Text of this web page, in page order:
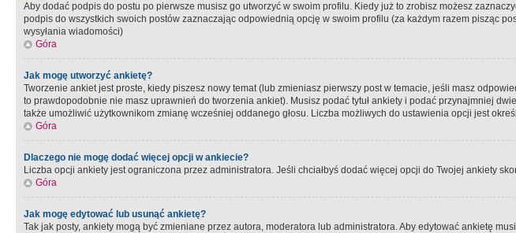
Aby dodać podpis do postu po pierwsze musisz go utworzyć w swoim profilu. Kiedy już to zrobisz możesz
podpis do wszystkich swoich postów zaznaczając odpowiednią opcję w swoim profilu (za każdym razem pisząc
wysyłania wiadomości)
Góra
Jak mogę utworzyć ankietę?
Tworzenie ankiet jest proste, kiedy piszesz nowy temat (lub zmieniasz pierwszy post w temacie, jeśli masz
to prawdopodobnie nie masz uprawnień do tworzenia ankiet). Musisz podać tytuł ankiety i podać przynajmniej
także umożliwić użytkownikom zmianę wcześniej oddanego głosu. Liczba możliwych do ustawienia opcji jest
Góra
Dlaczego nie mogę dodać więcej opcji w ankiecie?
Liczba opcji ankiety jest ograniczona przez administratora. Jeśli chciałbyś dodać więcej opcji do Twojej ankiety
Góra
Jak mogę edytować lub usunąć ankietę?
Tak jak posty, ankiety mogą być zmieniane przez autora, moderatora lub administratora. Aby edytować ankietę